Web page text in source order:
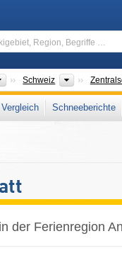
Kontinente
Schweiz Länder
Vergleich Schneeberichte
der Ferienregion